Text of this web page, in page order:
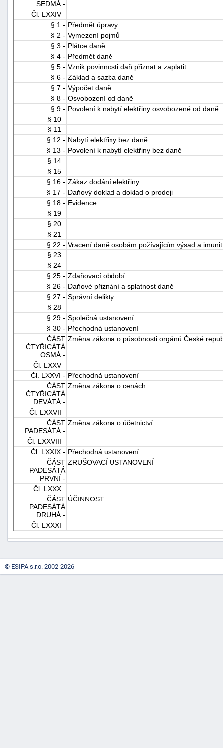
SEDMÁ -
Čl. LXXIV
§ 1 - Předmět úpravy
§ 2 - Vymezení pojmů
§ 3 - Plátce daně
§ 4 - Předmět daně
§ 5 - Vznik povinnosti daň přiznat a zaplatit
§ 6 - Základ a sazba daně
§ 7 - Výpočet daně
§ 8 - Osvobození od daně
§ 9 - Povolení k nabytí elektřiny osvobozené od daně
§ 10
§ 11
§ 12 - Nabytí elektřiny bez daně
§ 13 - Povolení k nabytí elektřiny bez daně
§ 14
§ 15
§ 16 - Zákaz dodání elektřiny
§ 17 - Daňový doklad a doklad o prodeji
§ 18 - Evidence
§ 19
§ 20
§ 21
§ 22 - Vracení daně osobám požívajícím výsad a imunit
§ 23
§ 24
§ 25 - Zdaňovací období
§ 26 - Daňové přiznání a splatnost daně
§ 27 - Správní delikty
§ 28
§ 29 - Společná ustanovení
§ 30 - Přechodná ustanovení
ČÁST
ČTYŘICÁTÁ
OSMÁ -
Změna zákona o působnosti orgánů České
Čl. LXXV
Čl. LXXVI - Přechodná ustanovení
ČÁST
ČTYŘICÁTÁ
DEVÁTÁ -
Změna zákona o cenách
Čl. LXXVII
ČÁST
PADESÁTÁ -
Změna zákona o účetnictví
Čl. LXXVIII
Čl. LXXIX - Přechodná ustanovení
ČÁST
PADESÁTÁ
PRVNÍ -
ZRUŠOVACÍ USTANOVENÍ
Čl. LXXX
ČÁST
PADESÁTÁ
DRUHÁ -
ÚČINNOST
Čl. LXXXI
© ESIPA s.r.o. 2002-2026